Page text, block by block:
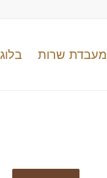
מעבדת שרות בלוג